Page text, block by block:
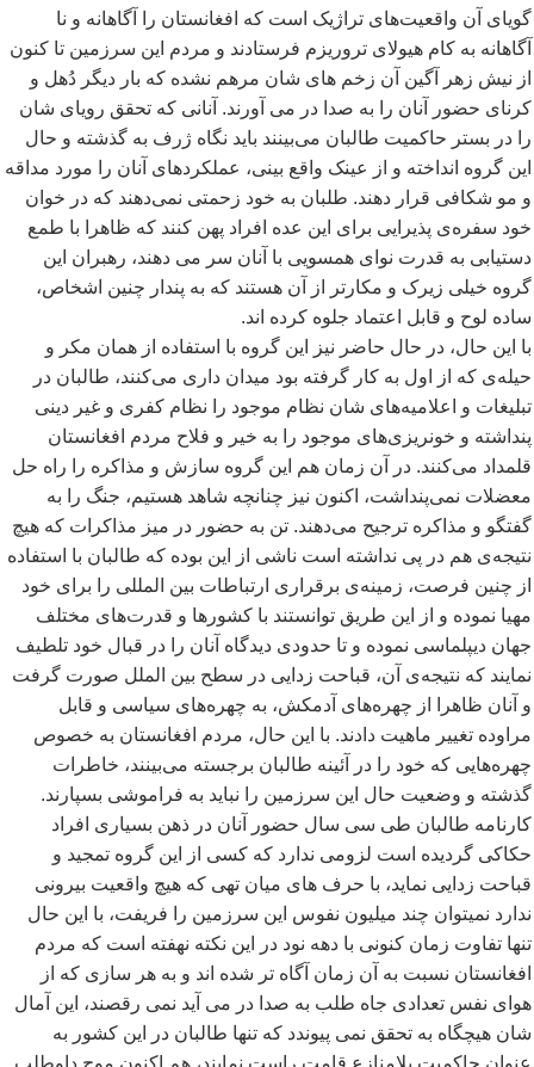
گویای آن واقعیتهای تراژیک است که افغانستان را آگاهانه و نا
آگاهانه به کام هیولای تروریزم فرستادند و مردم این سرزمین تا کنون
از نیش زهر آگین آن زخم های شان مرهم نشده که بار دیگر دُهل و
کرنای حضور آنان را به صدا در می آورند. آنانی که تحقق رویای شان
را در بستر حاکمیت طالبان میبینند باید نگاه ژرف به گذشته و حال
این گروه انداخته و از عینک واقع بینی، عملکردهای آنان را مورد مداقه
و مو شکافی قرار دهند. طلبان به خود زحمتی نمیدهند که در خوان
خود سفرهی پذیرایی برای این عده افراد پهن کنند که ظاهرا با طمع
دستیابی به قدرت نوای همسویی با آنان سر می دهند، رهبران این
گروه خیلی زیرک و مکارتر از آن هستند که به پندار چنین اشخاص،
ساده لوح و قابل اعتماد جلوه کرده اند.
با این حال، در حال حاضر نیز این گروه با استفاده از همان مکر و
حیلهی که از اول به کار گرفته بود میدان داری میکنند، طالبان در
تبلیغات و اعلامیههای شان نظام موجود را نظام کفری و غیر دینی
پنداشته و خونریزیهای موجود را به خیر و فلاح مردم افغانستان
قلمداد میکنند. در آن زمان هم این گروه سازش و مذاکره را راه حل
معضلات نمیپنداشت، اکنون نیز چنانچه شاهد هستیم، جنگ را به
گفتگو و مذاکره ترجیح میدهند. تن به حضور در میز مذاکرات که هیچ
نتیجهی هم در پی نداشته است ناشی از این بوده که طالبان با استفاده
از چنین فرصت، زمینهی برقراری ارتباطات بین المللی را برای خود
مهیا نموده و از این طریق توانستند با کشورها و قدرتهای مختلف
جهان دیپلماسی نموده و تا حدودی دیدگاه آنان را در قبال خود تلطیف
نمایند که نتیجهی آن، قباحت زدایی در سطح بین الملل صورت گرفت
و آنان ظاهرا از چهرههای آدمکش، به چهرههای سیاسی و قابل
مراوده تغییر ماهیت دادند. با این حال، مردم افغانستان به خصوص
چهرههایی که خود را در آئینه طالبان برجسته میبینند، خاطرات
گذشته و وضعیت حال این سرزمین را نباید به فراموشی بسپارند.
کارنامه طالبان طی سی سال حضور آنان در ذهن بسیاری افراد
حکاکی گردیده است لزومی ندارد که کسی از این گروه تمجید و
قباحت زدایی نماید، با حرف های میان تهی که هیچ واقعیت بیرونی
ندارد نمیتوان چند میلیون نفوس این سرزمین را فریفت، با این حال
تنها تفاوت زمان کنونی با دهه نود در این نکته نهفته است که مردم
افغانستان نسبت به آن زمان آگاه تر شده اند و به هر سازی که از
هوای نفس تعدادی جاه طلب به صدا در می آید نمی رقصند، این آمال
شان هیچگاه به تحقق نمی پیوندد که تنها طالبان در این کشور به
عنوان حاکمیت بلامنازع قامت راست نمایند، هم اکنون موج داوطلب